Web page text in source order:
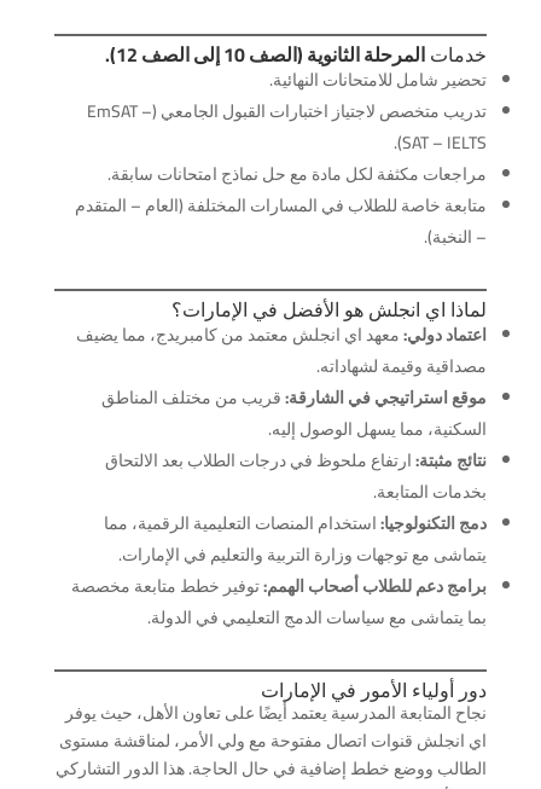
خدماتالمرحلة الثانوية (الصف 10 إلى الصف 12).
تحضير شامل للامتحانات النهائية.
تدريب متخصص لاجتياز اختبارات القبول الجامعي (EmSAT –
SAT – IELTS).
مراجعات مكثفة لكل مادة مع حل نماذج امتحانات سابقة.
متابعة خاصة للطلاب في المسارات المختلفة (العام – المتقدم
– النخبة).
لماذا اي انجلش هو الأفضل في الإمارات؟
اعتماد دولي:معهد اي انجلش معتمد من كامبريدج، مما يضيف
مصداقية وقيمة لشهاداته.
موقع استراتيجي في الشارقة:قريب من مختلف المناطق
السكنية، مما يسهل الوصول إليه.
نتائج مثبتة:ارتفاع ملحوظ في درجات الطلاب بعد الالتحاق
بخدمات المتابعة.
دمج التكنولوجيا:استخدام المنصات التعليمية الرقمية، مما
يتماشى مع توجهات وزارة التربية والتعليم في الإمارات.
برامج دعم للطلاب أصحاب الهمم:توفير خطط متابعة مخصصة
بما يتماشى مع سياسات الدمج التعليمي في الدولة.
دور أولياء الأمور في الإمارات
نجاح المتابعة المدرسية يعتمد أيضًا على تعاون الأهل، حيث يوفر
اي انجلش قنوات اتصال مفتوحة مع ولي الأمر، لمناقشة مستوى
الطالب ووضع خطط إضافية في حال الحاجة. هذا الدور التشاركي